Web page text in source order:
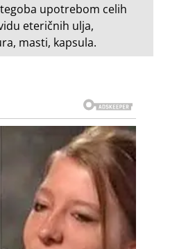
upotrebom celih
eteričnih ulja,
masti, kapsula.